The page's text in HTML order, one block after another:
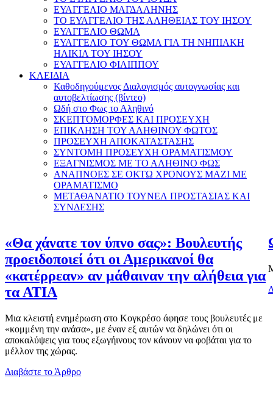
ΕΥΑΓΓΕΛΙΟ ΜΑΓΔΑΛΗΝΗΣ
ΤΟ ΕΥΑΓΓΕΛΙΟ ΤΗΣ ΑΛΗΘΕΙΑΣ ΤΟΥ ΙΗΣΟΥ
ΕΥΑΓΓΕΛΙΟ ΘΩΜΑ
ΕΥΑΓΓΕΛΙΟ ΤΟΥ ΘΩΜΑ ΓΙΑ ΤΗ ΝΗΠΙΑΚΗ
ΗΛΙΚΙΑ ΤΟΥ ΙΗΣΟΥ
ΕΥΑΓΓΕΛΙΟ ΦΙΛΙΠΠΟΥ
ΚΛΕΙΔΙΑ
Καθοδηγούμενος Διαλογισμός αυτογνωσίας και
αυτοβελτίωσης (βίντεο)
Ωδή στο Φως το Αληθινό
ΣΚΕΠΤΟΜΟΡΦΕΣ ΚΑΙ ΠΡΟΣΕΥΧΗ
ΕΠΙΚΛΗΣΗ ΤΟΥ ΑΛΗΘΙΝΟΥ ΦΩΤΟΣ
ΠΡΟΣΕΥΧΗ ΑΠΟΚΑΤΑΣΤΑΣΗΣ
ΣΥΝΤΟΜΗ ΠΡΟΣΕΥΧΗ ΟΡΑΜΑΤΙΣΜΟΥ
ΕΞΑΓΝΙΣΜΟΣ ΜΕ ΤΟ ΑΛΗΘΙΝΟ ΦΩΣ
ΑΝΑΠΝΟΕΣ ΣΕ ΟΚΤΩ ΧΡΟΝΟΥΣ ΜΑΖΙ ΜΕ
ΟΡΑΜΑΤΙΣΜΟ
ΜΕΤΑΘΑΝΑΤΙΟ ΤΟΥΝΕΛ ΠΡΟΣΤΑΣΙΑΣ ΚΑΙ
ΣΥΝΔΕΣΗΣ
«Θα χάνατε τον ύπνο σας»: Βουλευτής
προειδοποιεί ότι οι Αμερικανοί θα
«κατέρρεαν» αν μάθαιναν την αλήθεια για
τα ΑΤΙΑ
Μια κλειστή ενημέρωση στο Κογκρέσο άφησε τους βουλευτές με
«κομμένη την ανάσα», με έναν εξ αυτών να δηλώνει ότι οι
αποκαλύψεις για τους εξωγήινους τον κάνουν να φοβάται για το
μέλλον της χώρας.
Διαβάστε το Άρθρο